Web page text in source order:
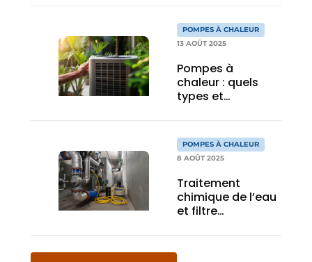
pompes à chaleur
monobloc dans
un centre
logistique
POMPES À CHALEUR
13 AOÛT 2025
Pompes à
chaleur : quels
types et
POMPES À CHALEUR
8 AOÛT 2025
Traitement
chimique de l’eau
et filtre
garantissent la